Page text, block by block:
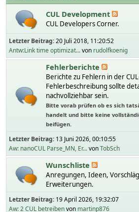
CUL Development
CUL Developers Corner.
Letzter Beitrag:20 Juli 2018, 11:20:52
Antw:Link time optimizat...von rudolfkoenig
Fehlerberichte
Berichte zu Fehlern in der
Fehlerbeschreibung sollte
nachvollziehbar sein.
Bitte vorab prüfen ob es sich
handelt und bitte keine
beifügen.
Letzter Beitrag: 13 Juni 2026, 00:10:55
Aw: nanoCUL Parse_MN, Er...vonTobSch
Wunschliste
Anregungen, Ideen,
Erweiterungen.
Letzter Beitrag: 19 April 2026, 19:32:07
Aw: 2 CUL betreibenvon martinp876